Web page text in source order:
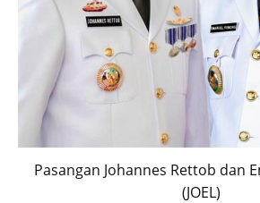
Pasangan Johannes Rettob dan
(JOEL)